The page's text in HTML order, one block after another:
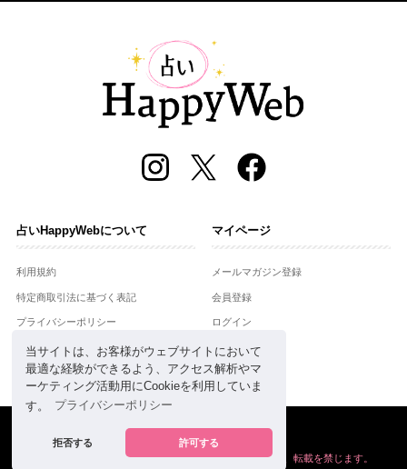
当サイトは、お客様がウェブサイトにおいて
最適な経験ができるよう、アクセス解析やマ
ーケティング活動用にCookieを利用していま
す。
プライバシーポリシー
拒否する 許可する
占いHappyWebについて
利用規約
特定商取引法に基づく表記
プライバシーポリシー
運営会社
お問合せ
マイページ
メールマガジン登録
会員登録
ログイン
powered by
掲載の情報や画像など、すべてのコンテンツの無断複写、転載を禁じます。